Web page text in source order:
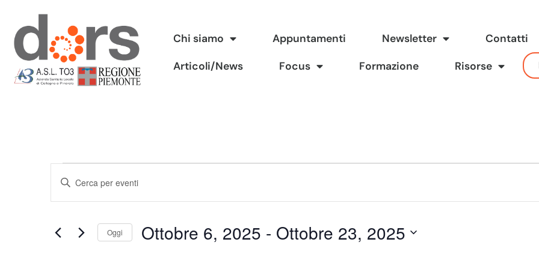
Vai
al
contenuto
Chi siamo Appuntamenti Newsletter Contatti
Articoli/News Focus Formazione Risorse
Eventi
Ricerca
viste
Inserisci
Cerca
Oggi Ottobre 6, 2025 - Ottobre 23, 2025